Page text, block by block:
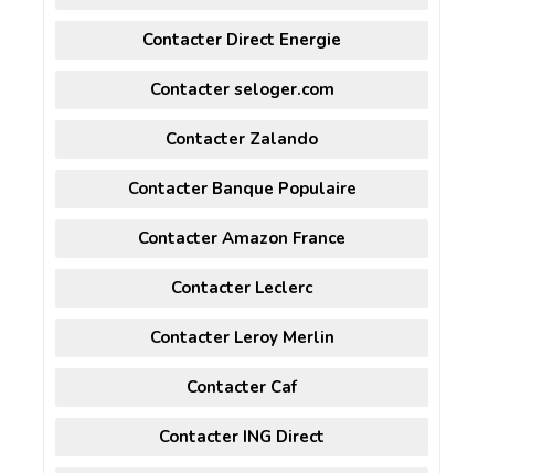
Contacter Direct Energie
Contacter seloger.com
Contacter Zalando
Contacter Banque Populaire
Contacter Amazon France
Contacter Leclerc
Contacter Leroy Merlin
Contacter Caf
Contacter ING Direct